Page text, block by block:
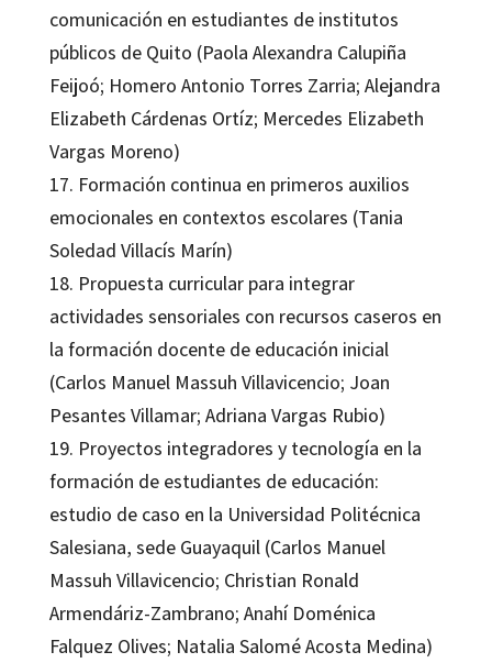
comunicación en estudiantes de institutos
públicos de Quito (Paola Alexandra Calupiña
Feijoó; Homero Antonio Torres Zarria; Alejandra
Elizabeth Cárdenas Ortíz; Mercedes Elizabeth
Vargas Moreno)
17. Formación continua en primeros auxilios
emocionales en contextos escolares (Tania
Soledad Villacís Marín)
18. Propuesta curricular para integrar
actividades sensoriales con recursos caseros en
la formación docente de educación inicial
(Carlos Manuel Massuh Villavicencio; Joan
Pesantes Villamar; Adriana Vargas Rubio)
19. Proyectos integradores y tecnología en la
formación de estudiantes de educación:
estudio de caso en la Universidad Politécnica
Salesiana, sede Guayaquil (Carlos Manuel
Massuh Villavicencio; Christian Ronald
Armendáriz-Zambrano; Anahí Doménica
Falquez Olives; Natalia Salomé Acosta Medina)